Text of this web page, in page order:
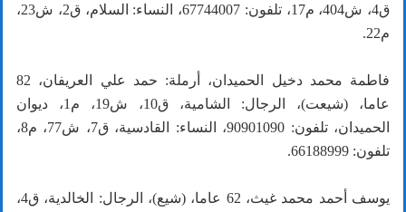
ق4، ش404، م17، تلفون: 67744007، النساء: السلام، ق2، ش23،
م22.
فاطمة محمد دخيل الحميدان، أرملة: حمد علي العريفان، 82
عاما، (شيعت)، الرجال: الشامية، ق10، ش19، م1، ديوان
الحميدان، تلفون: 90901090، النساء: القادسية، ق7، ش77، م8،
تلفون: 66188999.
يوسف أحمد محمد غيث، 62 عاما، (شيع)، الرجال: الخالدية، ق4،